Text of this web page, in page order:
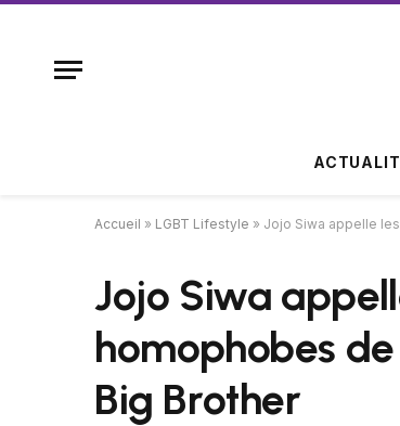
Accueil » LGBT Lifestyle » Jojo Siwa appelle
Jojo Siwa
homophobes
Big Brother